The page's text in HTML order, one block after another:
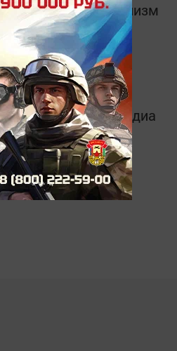
после зимы организм
каналеТатмедиа
MАХ: